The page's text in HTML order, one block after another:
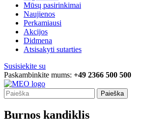
Mūsų pasirinkimai
Naujienos
Perkamiausi
Akcijos
Didmena
Atsisakyti sutarties
Susisiekite su
Paskambinkite mums: +49 2366 500 500
Paieška
Burnos kandiklis